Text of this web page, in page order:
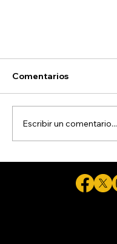
en Estados
pregunta es:
Comentarios
Escribir un comentario...